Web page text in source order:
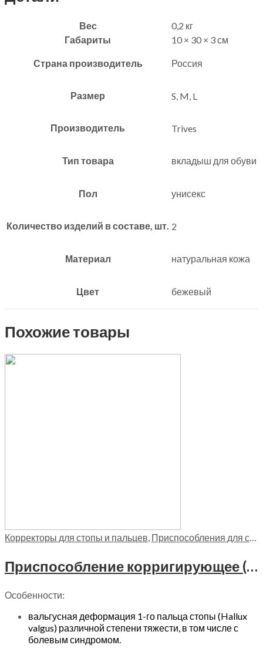
Вес
0,2 кг
Габариты
10 × 30 × 3 см
Страна производитель Россия
Размер S, M, L
Производитель Trives
Тип товара вкладыш для обуви
Пол унисекс
Количество изделий в составе, шт. 2
Материал натуральная кожа
Цвет бежевый
Похожие товары
Корректоры для стопы и пальцев, Приспособления для стопы
Приспособление корригирующее (бандаж отводящий) Trives, Т.48.41 (Т-01)
Особенности:
вальгусная деформация 1-го пальца стопы (Hallux
valgus) различной степени тяжести, в том числе с
болевым синдромом.